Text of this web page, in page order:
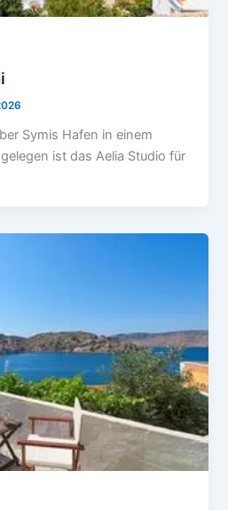
Symis Hafen in einem
ist das Aelia Studio für